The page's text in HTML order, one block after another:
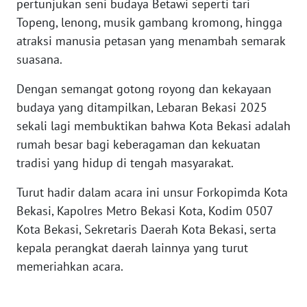
pertunjukan seni budaya Betawi seperti tari
Topeng, lenong, musik gambang kromong, hingga
atraksi manusia petasan yang menambah semarak
suasana.
Dengan semangat gotong royong dan kekayaan
budaya yang ditampilkan, Lebaran Bekasi 2025
sekali lagi membuktikan bahwa Kota Bekasi adalah
rumah besar bagi keberagaman dan kekuatan
tradisi yang hidup di tengah masyarakat.
Turut hadir dalam acara ini unsur Forkopimda Kota
Bekasi, Kapolres Metro Bekasi Kota, Kodim 0507
Kota Bekasi, Sekretaris Daerah Kota Bekasi, serta
kepala perangkat daerah lainnya yang turut
memeriahkan acara.
WN
NUSANTARA
WN
JOGJA
JATIM
WN
WN
KALBAR